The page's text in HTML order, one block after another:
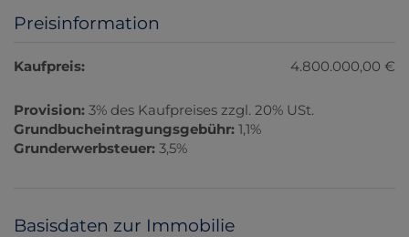
Preisinformation
Kaufpreis: 4.800.000,00 €
Provision: 3% des Kaufpreises zzgl. 20% USt.
Grundbucheintragungsgebühr: 1,1%
Grunderwerbsteuer: 3,5%
Basisdaten zur Immobilie